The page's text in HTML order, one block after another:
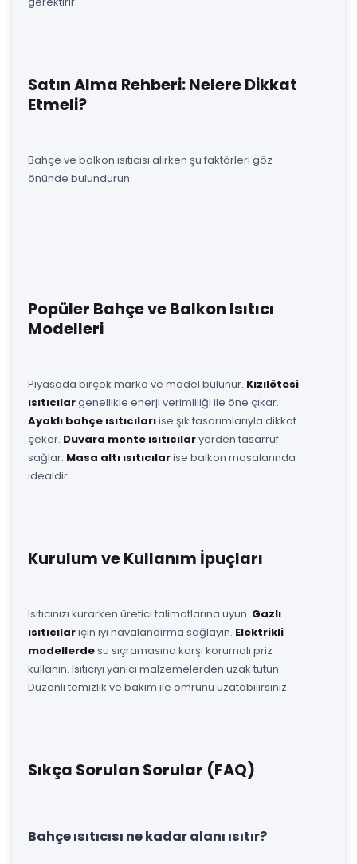
Satın Alma Rehberi: Nelere Dikkat
Etmeli?
Bahçe ve balkon ısıtıcısı alırken şu faktörleri göz
önünde bulundurun:
Popüler Bahçe ve Balkon Isıtıcı
Modelleri
Piyasada birçok marka ve model bulunur. Kızılötesi
ısıtıcılargenellikle enerji verimliliği ile öne çıkar.
Ayaklı bahçe ısıtıcılarıise şık tasarımlarıyla dikkat
çeker. Duvara monte ısıtıcılaryerden tasarruf
sağlar. Masa altı ısıtıcılarise balkon masalarında
idealdir.
Kurulum ve Kullanım İpuçları
Isıtıcınızı kurarken üretici talimatlarına uyun. Gazlı
ısıtıcılariçin iyi havalandırma sağlayın. Elektrikli
modellerdesu sıçramasına karşı korumalı priz
kullanın. Isıtıcıyı yanıcı malzemelerden uzak tutun.
Düzenli temizlik ve bakım ile ömrünü uzatabilirsiniz.
Sıkça Sorulan Sorular (FAQ)
Bahçe ısıtıcısı ne kadar alanı ısıtır?